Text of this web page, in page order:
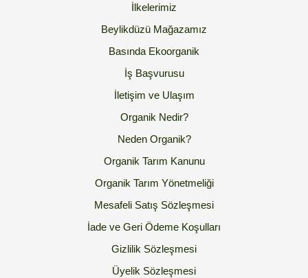
İlkelerimiz
Beylikdüzü Mağazamız
Basında Ekoorganik
İş Başvurusu
İletişim ve Ulaşım
Organik Nedir?
Neden Organik?
Organik Tarım Kanunu
Organik Tarım Yönetmeliği
Mesafeli Satış Sözleşmesi
İade ve Geri Ödeme Koşulları
Gizlilik Sözleşmesi
Üyelik Sözleşmesi